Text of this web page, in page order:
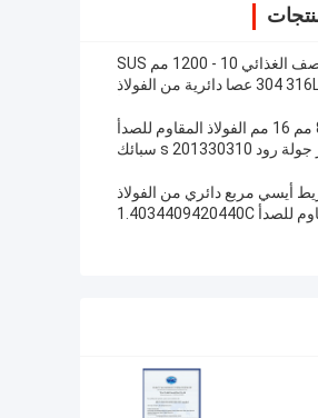
قطر الصف الغذائي 10 - 1200 مم SUS
304 316L 416 عصا دائرية من الفولاذ
6 مم 8 مم 16 مم الفولاذ المقاوم للصدأ
بار جولة رود 201330310 s سبائك
أيسي مربع دائري من الفولاذ
المقاوم للصدأ 1.4034409420440C